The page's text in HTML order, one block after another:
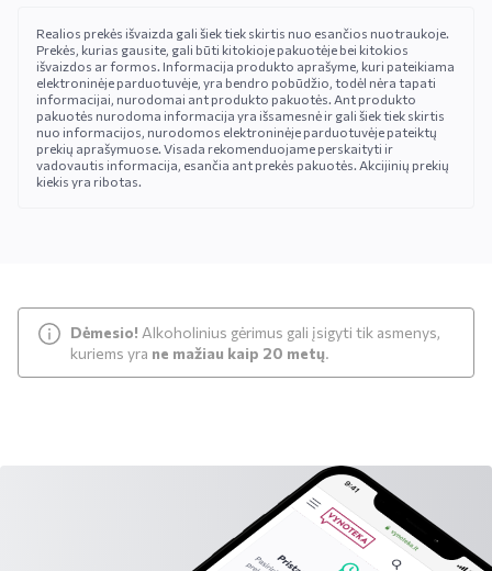
Realios prekės išvaizda gali šiek tiek skirtis nuo esančios nuotraukoje.
Prekės, kurias gausite, gali būti kitokioje pakuotėje bei kitokios
išvaizdos ar formos. Informacija produkto aprašyme, kuri pateikiama
elektroninėje parduotuvėje, yra bendro pobūdžio, todėl nėra tapati
informacijai, nurodomai ant produkto pakuotės. Ant produkto
pakuotės nurodoma informacija yra išsamesnė ir gali šiek tiek skirtis
nuo informacijos, nurodomos elektroninėje parduotuvėje pateiktų
prekių aprašymuose. Visada rekomenduojame perskaityti ir
vadovautis informacija, esančia ant prekės pakuotės. Akcijinių prekių
kiekis yra ribotas.
Dėmesio! Alkoholinius gėrimus gali įsigyti tik asmenys,
kuriems yra ne mažiau kaip 20 metų.